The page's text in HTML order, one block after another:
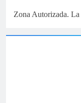
Zona Autorizada.